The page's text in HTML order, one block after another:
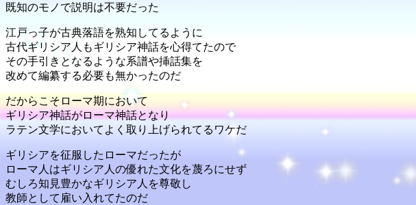
既知のモノで説明は不要だった
江戸っ子が古典落語を熟知してるように
古代ギリシア人もギリシア神話を心得てたので
その手引きとなるような系譜や挿話集を
改めて編纂する必要も無かったのだ
だからこそローマ期において
ギリシア神話がローマ神話となり
ラテン文学においてよく取り上げられてるワケだ
ギリシアを征服したローマだったが
ローマ人はギリシア人の優れた文化を蔑ろにせず
むしろ知見豊かなギリシア人を尊敬し
教師として雇い入れてたのだ